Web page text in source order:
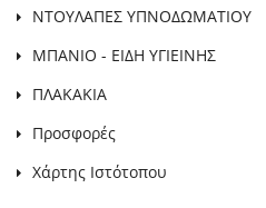
ΝΤΟΥΛΑΠΕΣ ΥΠΝΟΔΩΜΑΤΙΟΥ
ΜΠΑΝΙΟ - ΕΙΔΗ ΥΓΙΕΙΝΗΣ
ΠΛΑΚΑΚΙΑ
Προσφορές
Χάρτης Ιστότοπου